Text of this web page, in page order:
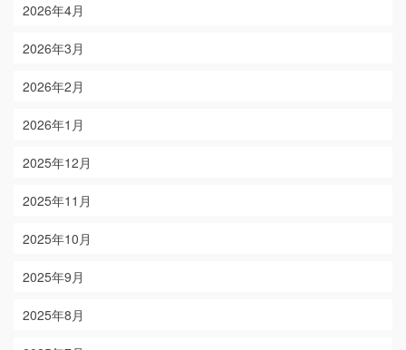
2026年4月
2026年3月
2026年2月
2026年1月
2025年12月
2025年11月
2025年10月
2025年9月
2025年8月